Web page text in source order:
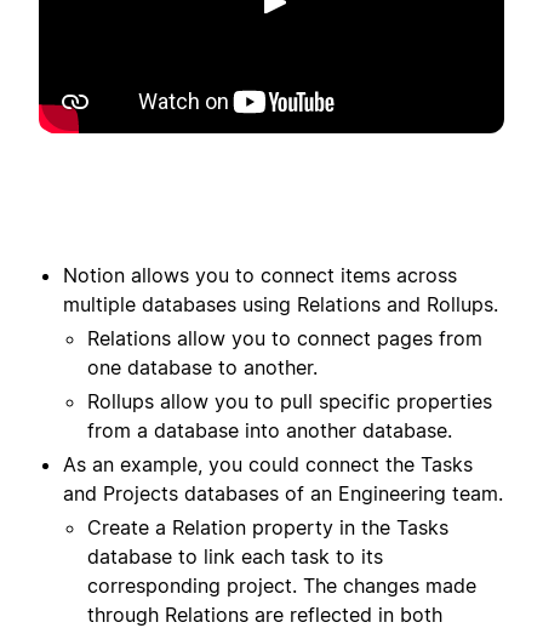
再生
Notion allows you to connect items across
multiple databases using Relations and Rollups.
Relations allow you to connect pages from
one database to another.
Rollups allow you to pull specific properties
from a database into another database.
As an example, you could connect the Tasks
and Projects databases of an Engineering team.
Create a Relation property in the Tasks
database to link each task to its
corresponding project. The changes made
through Relations are reflected in both